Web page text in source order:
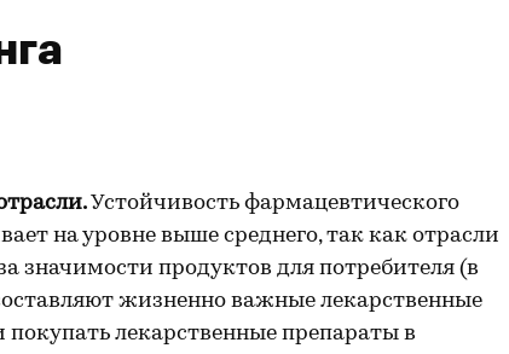
Устойчивость фармацевтического
на уровне выше среднего, так как отрасли
значимости продуктов для потребителя (в
жизненно важные лекарственные
лекарственные препараты в